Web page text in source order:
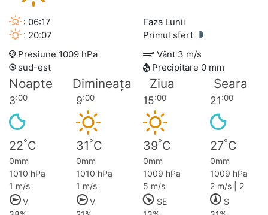
: 06:17
: 20:07
Faza Lunii
Primul sfert
Presiune 1009 hPa
Vânt 3 m/s
sud-est
Precipitare 0 mm
Noapte Dimineața Ziua Seara
3:00 9:00 15:00 21:00
22°C 31°C 39°C 27°C
0mm 0mm 0mm
0mm
1010 hPa
1010 hPa 1009 hPa
1009 hPa
1 m/s
1 m/s 5 m/s
2 m/s | 2
V
V SE
S